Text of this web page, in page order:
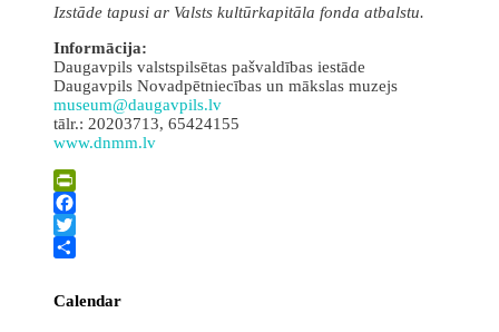
Izstāde tapusi ar Valsts kultūrkapitāla fonda atbalstu.
Informācija:
Daugavpils valstspilsētas pašvaldības iestāde
Daugavpils Novadpētniecības un mākslas muzejs
museum@daugavpils.lv
tālr.: 20203713, 65424155
www.dnmm.lv
PrintFriendly
Facebook
Twitter
Calendar